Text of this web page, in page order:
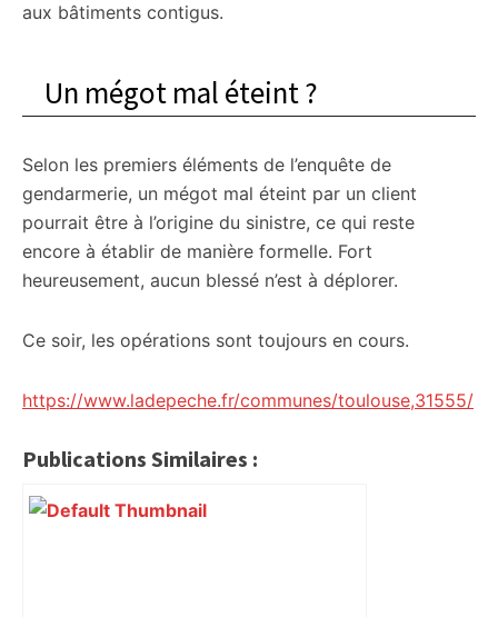
aux bâtiments contigus.
Un mégot mal éteint ?
Selon les premiers éléments de l’enquête de
gendarmerie, un mégot mal éteint par un client
pourrait être à l’origine du sinistre, ce qui reste
encore à établir de manière formelle. Fort
heureusement, aucun blessé n’est à déplorer.
Ce soir, les opérations sont toujours en cours.
https://www.ladepeche.fr/communes/toulouse,31555/
Publications Similaires :